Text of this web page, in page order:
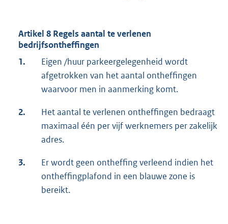
Artikel 8 Regels aantal te verlenen
bedrijfsontheffingen
1.
Eigen /huur parkeergelegenheid wordt
afgetrokken van het aantal ontheffingen
waarvoor men in aanmerking komt.
2.
Het aantal te verlenen ontheffingen bedraagt
maximaal één per vijf werknemers per zakelijk
adres.
3.
Er wordt geen ontheffing verleend indien het
ontheffingplafond in een blauwe zone is
bereikt.